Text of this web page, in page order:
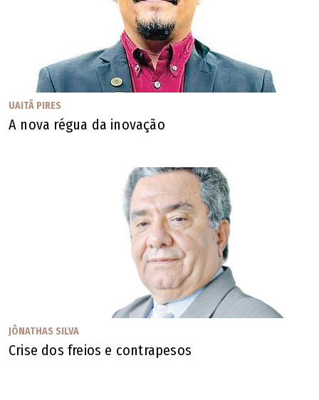
UAITÃ PIRES
A nova régua da inovação
JÔNATHAS SILVA
Crise dos freios e contrapesos